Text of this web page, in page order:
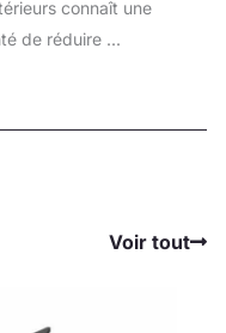
connaît une
de réduire ...
Voir tout